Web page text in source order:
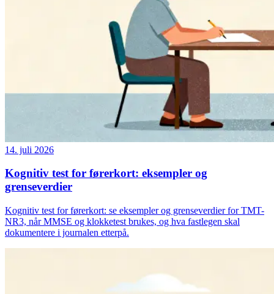
14. juli 2026
Kognitiv test for førerkort: eksempler og
grenseverdier
Kognitiv test for førerkort: se eksempler og grenseverdier for TMT-
NR3, når MMSE og klokketest brukes, og hva fastlegen skal
dokumentere i journalen etterpå.